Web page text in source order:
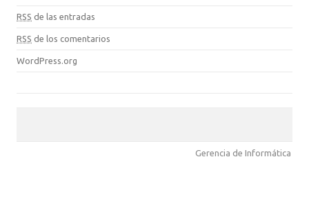
RSS de las entradas
RSS de los comentarios
WordPress.org
Gerencia de Informática